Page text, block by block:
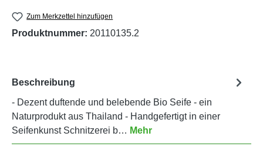
Zum Merkzettel hinzufügen
Produktnummer: 20110135.2
Beschreibung
- Dezent duftende und belebende Bio Seife - ein
Naturprodukt aus Thailand - Handgefertigt in einer
Seifenkunst Schnitzerei b… Mehr